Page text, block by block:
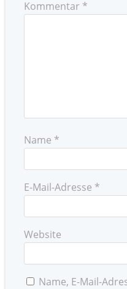
Kommentar *
Name *
E-Mail-Adresse *
Website
Name, E-Mail-